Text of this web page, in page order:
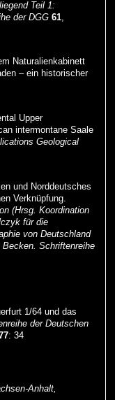
Teil 1:
der DGG 61,
Naturalienkabinett
– ein historischer
Upper
intermontane Saale
Geological
und Norddeutsches
Verknüpfung.
(Hrsg. Koordination
für die
von Deutschland
Schriftenreihe
1/64 und das
der Deutschen
: 34
Anhalt,